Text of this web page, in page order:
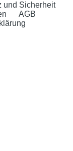
und Sicherheit
AGB